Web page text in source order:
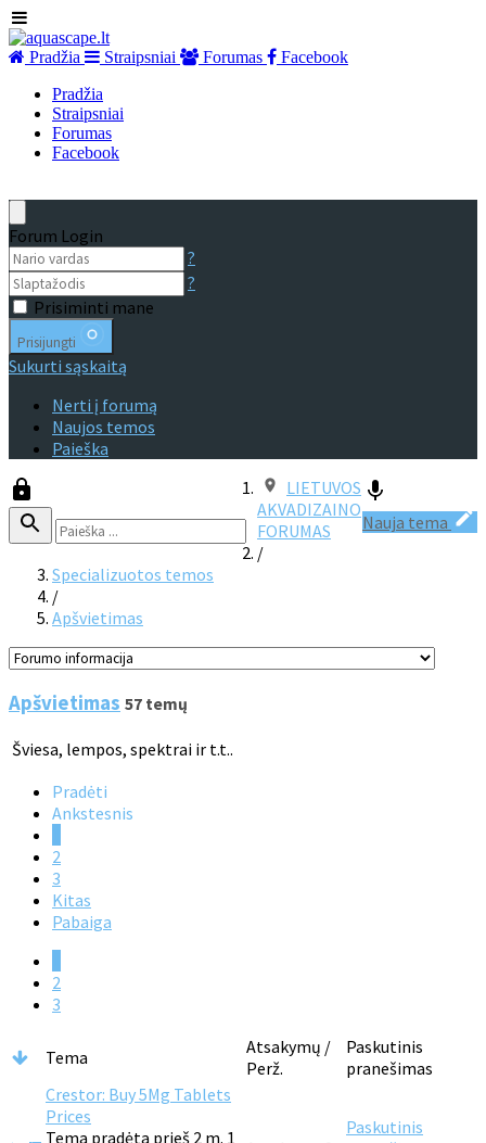
Pradžia Straipsniai Forumas
Facebook
Pradžia
Straipsniai
Forumas
Facebook
Forum Login
?
?
Prisiminti mane
Prisijungti
Sukurti sąskaitą
Nerti į forumą
Naujos temos
Paieška
Nauja tema
LIETUVOS
AKVADIZAINO
FORUMAS
/
Specializuotos temos
/
Apšvietimas
Apšvietimas 57 temų
Šviesa, lempos, spektrai ir t.t..
Pradėti
Ankstesnis
2
3
Kitas
Pabaiga
2
3
Tema
Atsakymų /
Perž.
Paskutinis
pranešimas
Crestor: Buy 5Mg Tablets
Prices
Tema pradėta prieš 2 m. 1
Paskutinis